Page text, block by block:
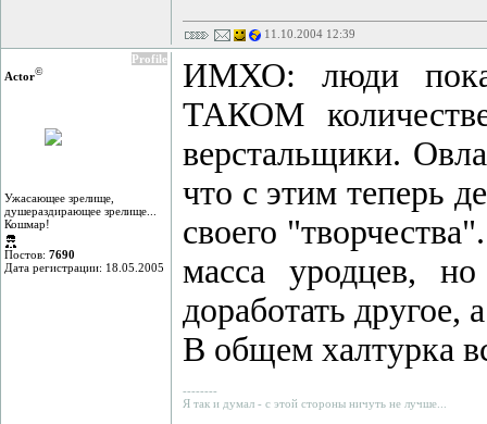
11.10.2004 12:39
Profile
Actor©
Ужасающее зрелище,
душераздирающее зрелище...
Кошмар!
Постов: 7690
Дата регистрации: 18.05.2005
ИМХО: люди
ТАКОМ
верстальщики.
что с этим теперь
своего
масса уродцев,
доработать другое,
В общем халтурка
--------
Я так и думал - с этой стороны ничуть не лучше...